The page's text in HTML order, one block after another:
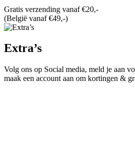
Gratis verzending vanaf €20,-
(België vanaf €49,-)
Extra’s
Volg ons op Social media, meld je aan
maak een account aan om kortingen &